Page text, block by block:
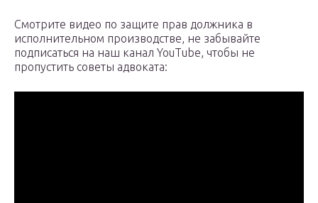
Смотрите видео по защите прав должника в
исполнительном производстве, не забывайте
подписаться на наш канал YouTube, чтобы не
пропустить советы адвоката: